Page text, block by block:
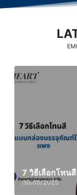
7 วิธีเลือกโทน
30/05/2025